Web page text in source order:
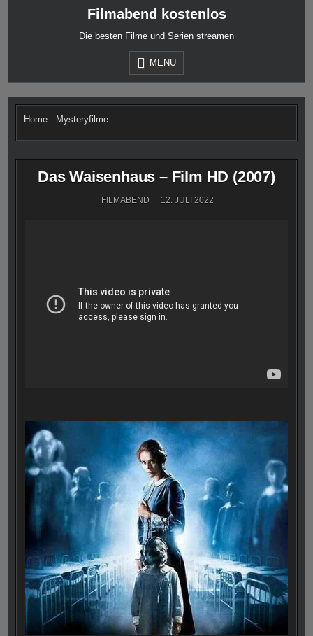
Filmabend kostenlos
Die besten Filme und Serien streamen
MENU
Home - Mysteryfilme
Das Waisenhaus – Film HD (2007)
FILMABEND 12. JULI 2022